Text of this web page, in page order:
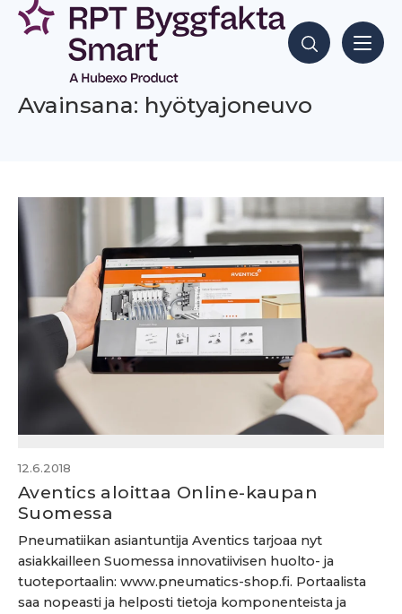
Siirry
sisältöön
Hae sisältöjä
Avainsana: hyötyajoneuvo
12.6.2018
Aventics aloittaa Online-kaupan
Suomessa
Pneumatiikan asiantuntija Aventics tarjoaa nyt
asiakkailleen Suomessa innovatiivisen huolto- ja
tuoteportaalin: www.pneumatics-shop.fi. Portaalista
saa nopeasti ja helposti tietoja komponenteista ja